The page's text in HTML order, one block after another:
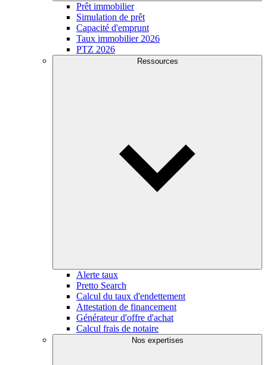
Prêt immobilier
Simulation de prêt
Capacité d'emprunt
Taux immobilier 2026
PTZ 2026
Ressources
Alerte taux
Pretto Search
Calcul du taux d'endettement
Attestation de financement
Générateur d'offre d'achat
Calcul frais de notaire
Nos expertises